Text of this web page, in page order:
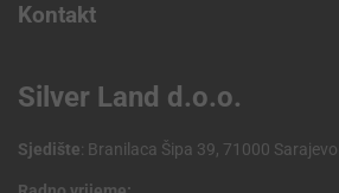
Kontakt
Silver Land d.o.o.
Sjedište: Branilaca Šipa 39, 71000 Sarajevo